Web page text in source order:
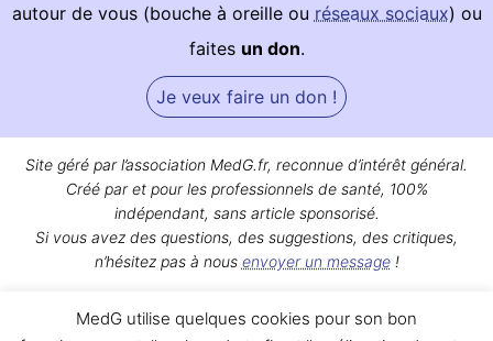
autour de vous (bouche à oreille ou réseaux sociaux) ou
faites un don.
Je veux faire un don !
Site géré par l’association MedG.fr, reconnue d’intérêt général.
Créé par et pour les professionnels de santé, 100%
indépendant, sans article sponsorisé.
Si vous avez des questions, des suggestions, des critiques,
n’hésitez pas à nous envoyer un message!
MedG utilise quelques cookies pour son bon